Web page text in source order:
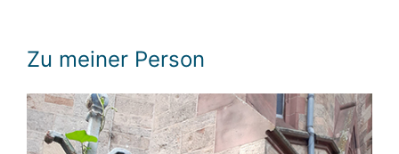
Zu meiner Person